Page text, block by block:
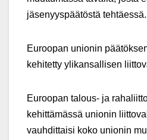
jäsenyyspäätöstä tehtäessä.
Euroopan unionin
kehitetty ylikansallisen
Euroopan talous- ja
kehittämässä unionin
vauhdittaisi koko unionin